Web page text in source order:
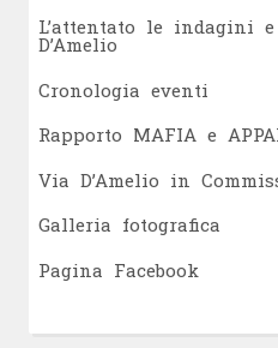
L’attentato le indagini
D’Amelio
Cronologia eventi
Rapporto MAFIA e
Via D’Amelio in
Galleria fotografica
Pagina Facebook